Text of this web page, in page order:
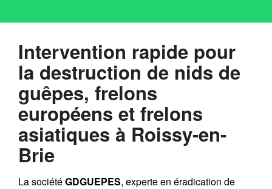
Intervention rapide pour
la destruction de nids de
guêpes, frelons
européens et frelons
asiatiques à Roissy-en-
Brie
La sociétéGDGUEPES, experte en éradication de